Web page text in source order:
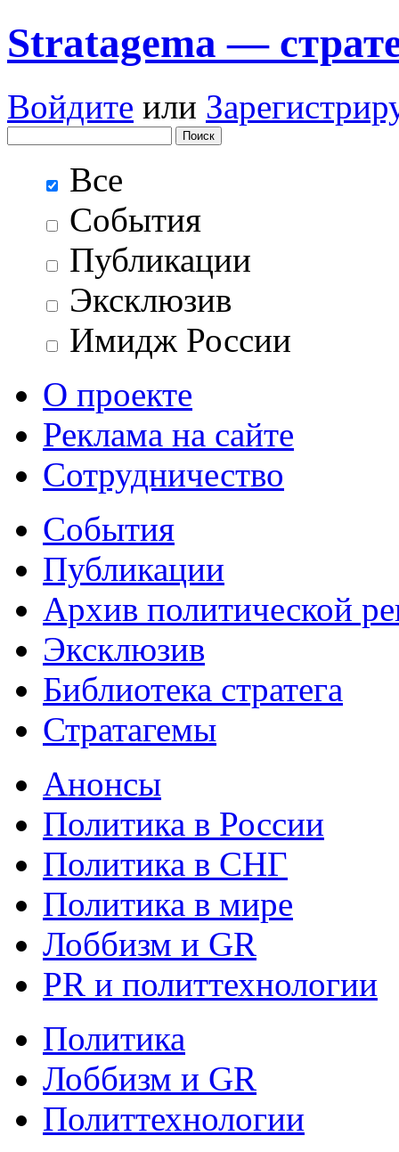
Stratagema —
Войдите или
Все
События
Публикации
Эксклюзив
Имидж России
О проекте
Реклама на сайте
Сотрудничество
События
Публикации
Архив политической
Эксклюзив
Библиотека стратега
Стратагемы
Анонсы
Политика в России
Политика в СНГ
Политика в мире
Лоббизм и GR
PR и политтехнологии
Политика
Лоббизм и GR
Политтехнологии